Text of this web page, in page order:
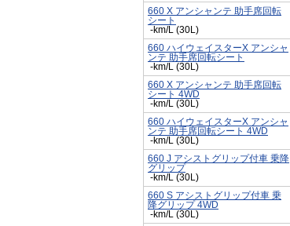
660 X アンシャンテ 助手席回転
シート
-km/L (30L)
660 ハイウェイスターX アンシャ
ンテ 助手席回転シート
-km/L (30L)
660 X アンシャンテ 助手席回転
シート 4WD
-km/L (30L)
660 ハイウェイスターX アンシャ
ンテ 助手席回転シート 4WD
-km/L (30L)
660 J アシストグリップ付車 乗降
グリップ
-km/L (30L)
660 S アシストグリップ付車 乗
降グリップ 4WD
-km/L (30L)